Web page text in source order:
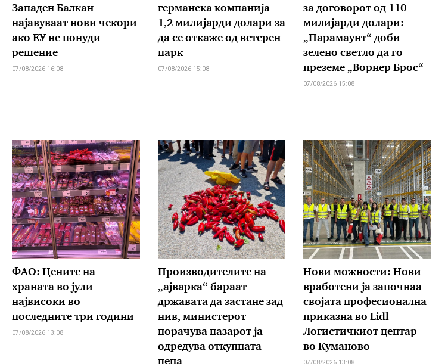
Западен Балкан
најавуваат нови чекори
ако ЕУ не понуди
решение
07/08/2026 16:08
германска компанија
1,2 милијарди долари за
да се откаже од ветерен
парк
07/08/2026 15:08
за договорот од 110
милијарди долари:
„Парамаунт“ доби
зелено светло да го
преземе „Ворнер Брос“
07/08/2026 15:08
ФАО: Цените на
храната во јули
највисоки во
последните три години
07/08/2026 13:08
Производителите на
„ајварка“ бараат
државата да застане зад
нив, министерот
порачува пазарот ја
одредува откупната
Нови можности: Нови
вработени ја започнаа
својата професионална
приказна во Lidl
Логистичкиот центар
во Куманово